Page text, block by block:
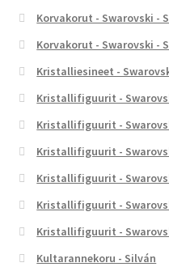
Korvakorut - Swarovski -
Korvakorut - Swarovski -
Kristalliesineet -
Kristallifiguurit -
Kristallifiguurit -
Kristallifiguurit -
Kristallifiguurit -
Kristallifiguurit -
Kristallifiguurit -
Kultarannekoru - Silván